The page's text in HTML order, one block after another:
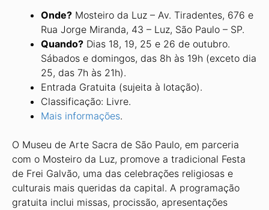
Onde? Mosteiro da Luz – Av. Tiradentes, 676 e
Rua Jorge Miranda, 43 – Luz, São Paulo – SP.
Quando? Dias 18, 19, 25 e 26 de outubro.
Sábados e domingos, das 8h às 19h (exceto dia
25, das 7h às 21h).
Entrada Gratuita (sujeita à lotação).
Classificação: Livre.
Mais informações.
O Museu de Arte Sacra de São Paulo, em parceria
com o Mosteiro da Luz, promove a tradicional Festa
de Frei Galvão, uma das celebrações religiosas e
culturais mais queridas da capital. A programação
gratuita inclui missas, procissão, apresentações